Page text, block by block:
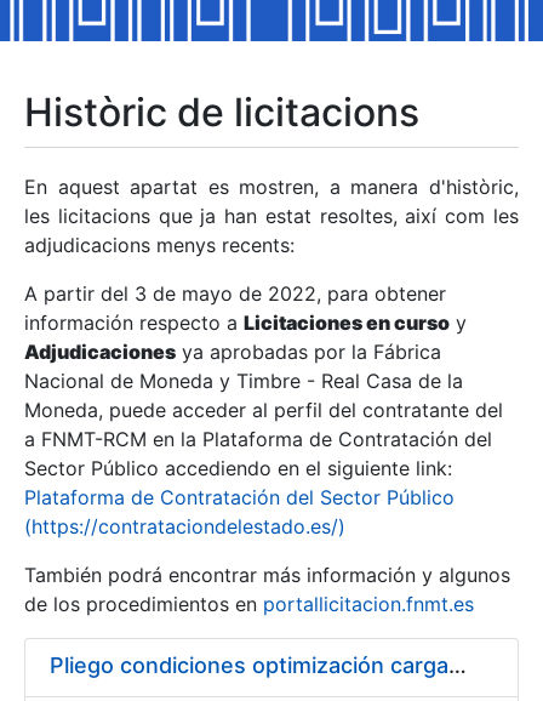
Mostra/Amaga
Mostra/Amaga
Mostra/Amaga
Mostra/Amaga
Històric de licitacions
En aquest apartat es mostren, a manera d'històric,
les licitacions que ja han estat resoltes, així com les
adjudicacions menys recents:
A partir del 3 de mayo de 2022, para obtener
información respecto a Licitaciones en curso y
Adjudicaciones ya aprobadas por la Fábrica
Nacional de Moneda y Timbre - Real Casa de la
Moneda, puede acceder al perfil del contratante del
a FNMT-RCM en la Plataforma de Contratación del
Sector Público accediendo en el siguiente link:
Plataforma de Contratación del Sector Público
(https://contrataciondelestado.es/)
También podrá encontrar más información y algunos
de los procedimientos en portallicitacion.fnmt.es
Pliego condiciones optimización cargas compras firmado